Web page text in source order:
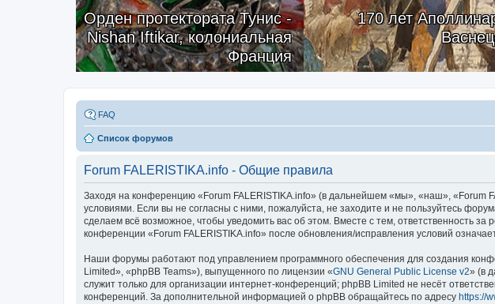
Орден протектората Тунис -
Nishan Iftikar, колониальная
Франция
170 лет
FAQ
Список форумов
Forum FALERISTIKA.info - Общие правила
Заходя на конференцию «Forum FALERISTIKA.info» (в дальнейшем «мы», «наш», «Forum
условиями. Если вы не согласны с ними, пожалуйста, не заходите и не пользуйтесь
сделаем всё возможное, чтобы уведомить вас об этом. Вместе с тем, ответственность
конференции «Forum FALERISTIKA.info» после обновления/исправления условий
Наши форумы работают под управлением программного обеспечения для создания
Limited», «phpBB Teams»), выпущенного по лицензии «GNU General Public License v2» (в
служит только для организации интернет-конференций; phpBB Limited не несёт
конференций. За дополнительной информацией о phpBB обращайтесь по адресу https://